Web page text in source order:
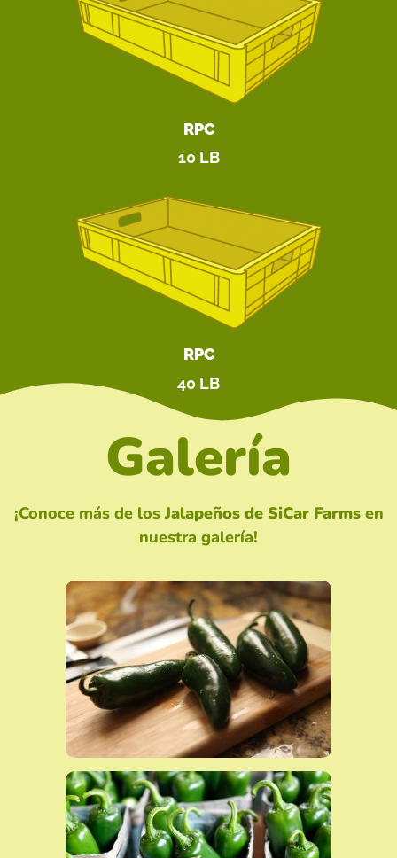
RPC
10 LB
RPC
40 LB
Galería
¡Conoce más de losJalapeños de SiCar Farmsen
nuestra galería!